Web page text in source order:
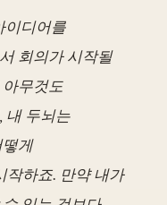
이디어를
회의가 시작될
무것도
내 두뇌는
떻게
작하죠. 만약 내가